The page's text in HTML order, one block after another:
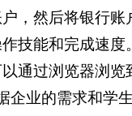
，然后将银行
技能和完成速
通过浏览器浏览
企业的需求和学